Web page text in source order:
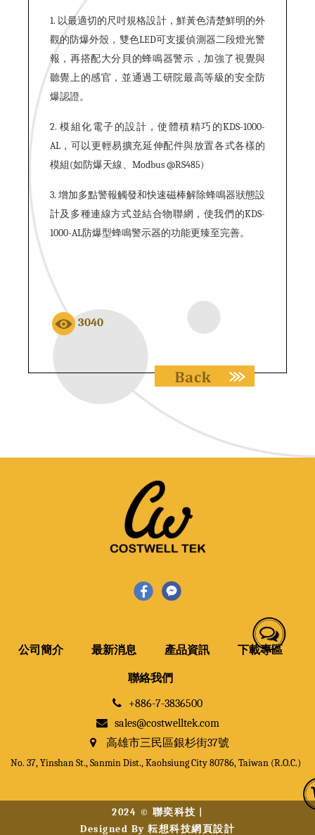
1. 以最適切的尺吋規格設計，鮮黃色清楚鮮明的外
觀的防爆外殼，雙色LED可支援偵測器二段燈光警
報，再搭配大分貝的蜂鳴器警示，加強了視覺與
聽覺上的感官，並通過工研院最高等級的安全防
爆認證。
2. 模組化電子的設計，使體積精巧的KDS-1000-
AL，可以更輕易擴充延伸配件與放置各式各樣的
模組(如防爆天線、Modbus @RS485)
3. 增加多點警報觸發和快速磁棒解除蜂鳴器狀態設
計及多種連線方式並結合物聯網，使我們的KDS-
1000-AL防爆型蜂鳴警示器的功能更臻至完善。
3040
公司簡介 最新消息 產品資訊 下載專區
聯絡我們
+886-7-3836500
sales@costwelltek.com
高雄市三民區銀杉街37號
No. 37, Yinshan St., Sanmin Dist., Kaohsiung City 80786, Taiwan (R.O.C.)
2024 © 聯奕科技 |
Designed By 耘想科技網頁設計